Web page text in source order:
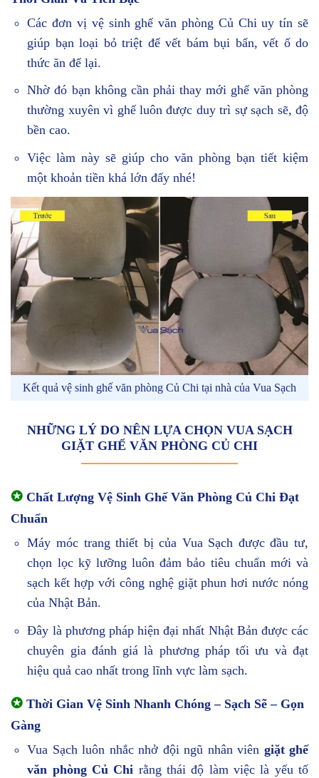
Các đơn vị vệ sinh ghế văn phòng Củ Chi uy tín sẽ
giúp bạn loại bỏ triệt để vết bám bụi bẩn, vết ố do
thức ăn để lại.
Nhờ đó bạn không cần phải thay mới ghế văn phòng
thường xuyên vì ghế luôn được duy trì sự sạch sẽ, độ
bền cao.
Việc làm này sẽ giúp cho văn phòng bạn tiết kiệm
một khoản tiền khá lớn đấy nhé!
Kết quả vệ sinh ghế văn phòng Củ Chi tại nhà của Vua Sạch
NHỮNG LÝ DO NÊN LỰA CHỌN VUA SẠCH
GIẶT GHẾ VĂN PHÒNG CỦ CHI
✪ Chất Lượng Vệ Sinh Ghế Văn Phòng Củ Chi Đạt
Chuẩn
Máy móc trang thiết bị của Vua Sạch được đầu tư,
chọn lọc kỹ lưỡng luôn đảm bảo tiêu chuẩn mới và
sạch kết hợp với công nghệ giặt phun hơi nước nóng
của Nhật Bản.
Đây là phương pháp hiện đại nhất Nhật Bản được các
chuyên gia đánh giá là phương pháp tối ưu và đạt
hiệu quả cao nhất trong lĩnh vực làm sạch.
✪ Thời Gian Vệ Sinh Nhanh Chóng – Sạch Sẽ – Gọn
Gàng
Vua Sạch luôn nhắc nhở đội ngũ nhân viên giặt ghế
văn phòng Củ Chi rằng thái độ làm việc là yếu tố